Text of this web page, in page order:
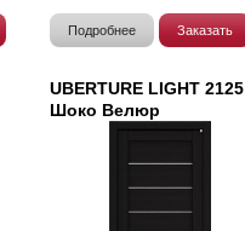
Подробнее Заказать
UBERTURE LIGHT 2125
Шоко Велюр